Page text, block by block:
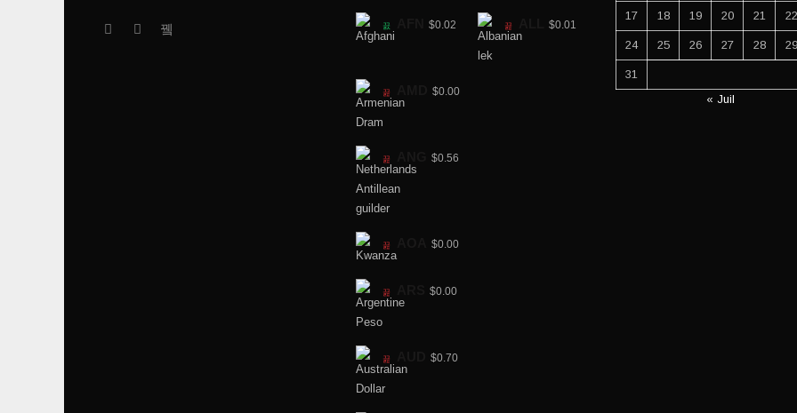
$0.02 $0.01
$0.00
$0.56
$0.00
$0.00
$0.70
17 18 19 20 21 22
24 25 26 27 28 29
31
« Juil